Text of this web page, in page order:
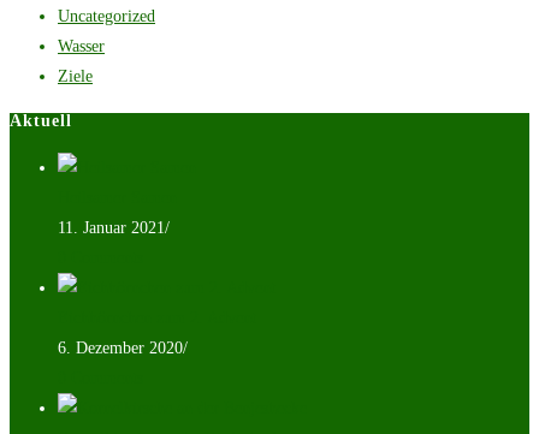
Uncategorized
Wasser
Ziele
Aktuell
11. Januar 2021 /
6. Dezember 2020/